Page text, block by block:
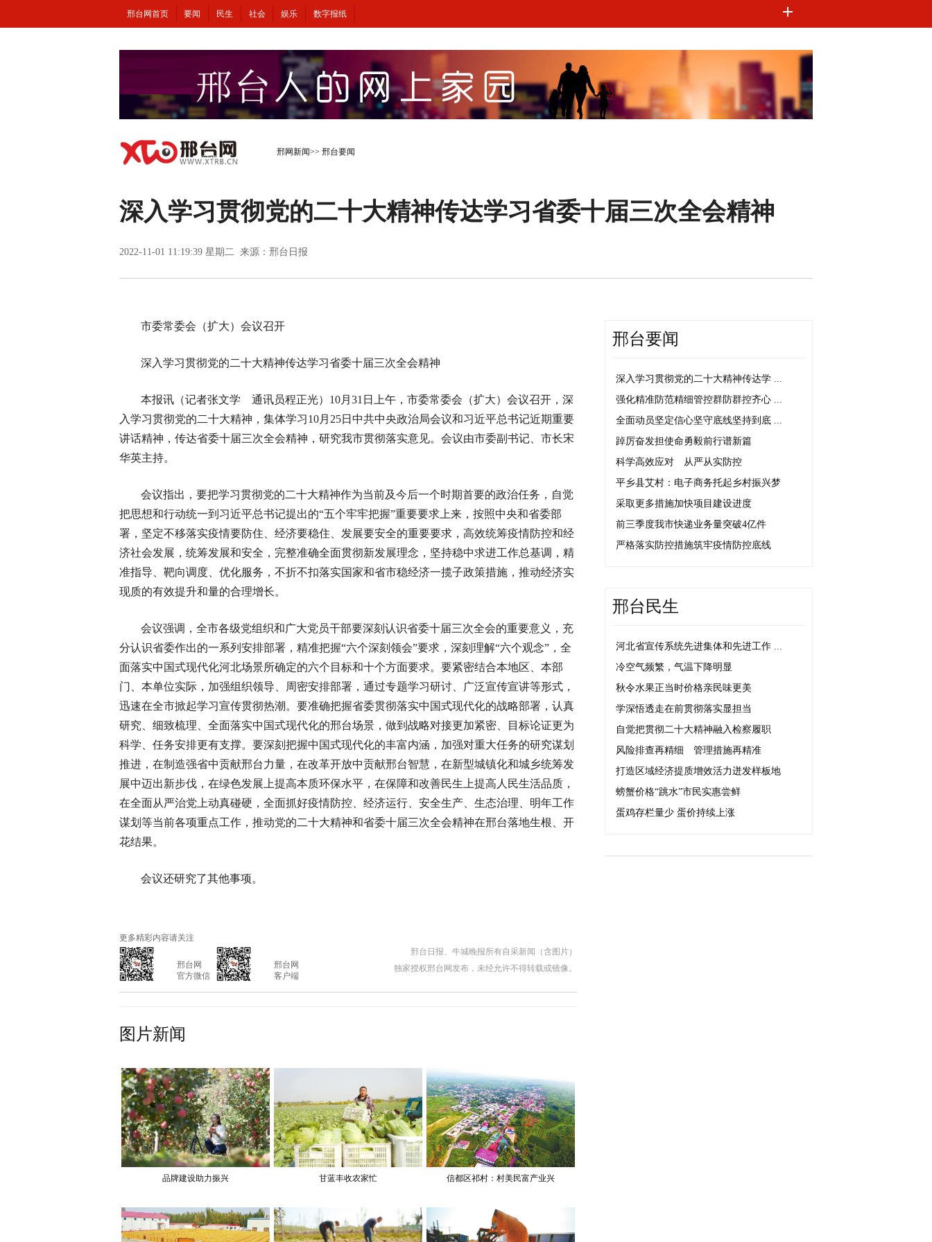
邢台网首页 要闻 民生 社会 娱乐 数字报纸
邢网新闻>> 邢台要闻
深入学习贯彻党的二十大精神传达学习省委十届三次全会精神
2022-11-01 11:19:39 星期二 来源：邢台日报
市委常委会（扩大）会议召开
深入学习贯彻党的二十大精神传达学习省委十届三次全会精神
本报讯（记者张文学 通讯员程正光）10月31日上午，市委常委会（扩大）会议召开，深
入学习贯彻党的二十大精神，集体学习10月25日中共中央政治局会议和习近平总书记近期重要
讲话精神，传达省委十届三次全会精神，研究我市贯彻落实意见。会议由市委副书记、市长宋
华英主持。
会议指出，要把学习贯彻党的二十大精神作为当前及今后一个时期首要的政治任务，自觉
把思想和行动统一到习近平总书记提出的“五个牢牢把握”重要要求上来，按照中央和省委部
署，坚定不移落实疫情要防住、经济要稳住、发展要安全的重要要求，高效统筹疫情防控和经
济社会发展，统筹发展和安全，完整准确全面贯彻新发展理念，坚持稳中求进工作总基调，精
准指导、靶向调度、优化服务，不折不扣落实国家和省市稳经济一揽子政策措施，推动经济实
现质的有效提升和量的合理增长。
会议强调，全市各级党组织和广大党员干部要深刻认识省委十届三次全会的重要意义，充
分认识省委作出的一系列安排部署，精准把握“六个深刻领会”要求，深刻理解“六个观念”，全
面落实中国式现代化河北场景所确定的六个目标和十个方面要求。要紧密结合本地区、本部
门、本单位实际，加强组织领导、周密安排部署，通过专题学习研讨、广泛宣传宣讲等形式，
迅速在全市掀起学习宣传贯彻热潮。要准确把握省委贯彻落实中国式现代化的战略部署，认真
研究、细致梳理、全面落实中国式现代化的邢台场景，做到战略对接更加紧密、目标论证更为
科学、任务安排更有支撑。要深刻把握中国式现代化的丰富内涵，加强对重大任务的研究谋划
推进，在制造强省中贡献邢台力量，在改革开放中贡献邢台智慧，在新型城镇化和城乡统筹发
展中迈出新步伐，在绿色发展上提高本质环保水平，在保障和改善民生上提高人民生活品质，
在全面从严治党上动真碰硬，全面抓好疫情防控、经济运行、安全生产、生态治理、明年工作
谋划等当前各项重点工作，推动党的二十大精神和省委十届三次全会精神在邢台落地生根、开
花结果。
会议还研究了其他事项。
更多精彩内容请关注
			邢台网
			官方微信
			邢台网
			客户端
邢台日报、牛城晚报所有自采新闻（含图片）
独家授权邢台网发布，未经允许不得转载或镜像。
图片新闻
品牌建设助力振兴 甘蓝丰收农家忙 信都区祁村：村美民富产业兴
邢台要闻
深入学习贯彻党的二十大精神传达学 ...
强化精准防范精细管控群防群控齐心 ...
全面动员坚定信心坚守底线坚持到底 ...
踔厉奋发担使命勇毅前行谱新篇
科学高效应对 从严从实防控
平乡县艾村：电子商务托起乡村振兴梦
采取更多措施加快项目建设进度
前三季度我市快递业务量突破4亿件
严格落实防控措施筑牢疫情防控底线
邢台民生
河北省宣传系统先进集体和先进工作 ...
冷空气频繁，气温下降明显
秋令水果正当时价格亲民味更美
学深悟透走在前贯彻落实显担当
自觉把贯彻二十大精神融入检察履职
风险排查再精细 管理措施再精准
打造区域经济提质增效活力迸发样板地
螃蟹价格“跳水”市民实惠尝鲜
蛋鸡存栏量少 蛋价持续上涨